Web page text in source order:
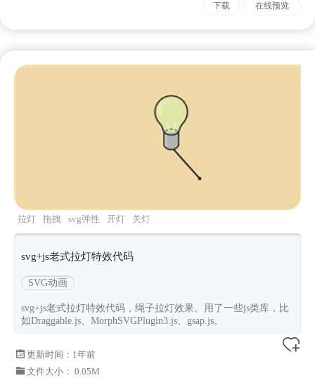
下载 在线预览
拉灯 拖拽 svg弹性 开灯 关灯
svg+js老式拉灯特效代码
SVG动画
svg+js老式拉灯特效代码，绳子拉灯效果。用了一些js类库，比
如Draggable.js、MorphSVGPlugin3.js、gsap.js。
更新时间： 1年前
文件大小： 0.05M